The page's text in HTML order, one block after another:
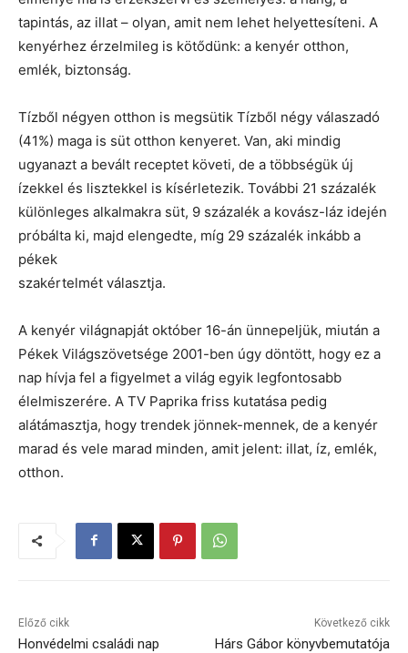
tapintás, az illat – olyan, amit nem lehet helyettesíteni. A
kenyérhez érzelmileg is kötődünk: a kenyér otthon,
emlék, biztonság.
Tízből négyen otthon is megsütik Tízből négy válaszadó
(41%) maga is süt otthon kenyeret. Van, aki mindig
ugyanazt a bevált receptet követi, de a többségük új
ízekkel és lisztekkel is kísérletezik. További 21 százalék
különleges alkalmakra süt, 9 százalék a kovász-láz idején
próbálta ki, majd elengedte, míg 29 százalék inkább a
pékek
szakértelmét választja.
A kenyér világnapját október 16-án ünnepeljük, miután a
Pékek Világszövetsége 2001-ben úgy döntött, hogy ez a
nap hívja fel a figyelmet a világ egyik legfontosabb
élelmiszerére. A TV Paprika friss kutatása pedig
alátámasztja, hogy trendek jönnek-mennek, de a kenyér
marad és vele marad minden, amit jelent: illat, íz, emlék,
otthon.
Előző cikk
Honvédelmi családi nap
Következő cikk
Hárs Gábor könyvbemutatója